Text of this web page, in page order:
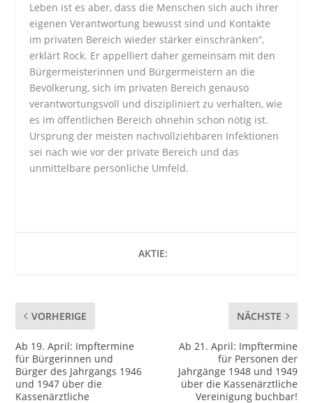
Leben ist es aber, dass die Menschen sich auch ihrer
eigenen Verantwortung bewusst sind und Kontakte
im privaten Bereich wieder stärker einschränken“,
erklärt Rock. Er appelliert daher gemeinsam mit den
Bürgermeisterinnen und Bürgermeistern an die
Bevölkerung, sich im privaten Bereich genauso
verantwortungsvoll und diszipliniert zu verhalten, wie
es im öffentlichen Bereich ohnehin schon nötig ist.
Ursprung der meisten nachvollziehbaren Infektionen
sei nach wie vor der private Bereich und das
unmittelbare persönliche Umfeld.
AKTIE:
VORHERIGE
Ab 19. April: Impftermine
für Bürgerinnen und
Bürger des Jahrgangs 1946
und 1947 über die
Kassenärztliche
NÄCHSTE
Ab 21. April: Impftermine
für Personen der
Jahrgänge 1948 und 1949
über die Kassenärztliche
Vereinigung buchbar!